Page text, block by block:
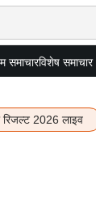
समाचारविशेष समाचार
रिजल्ट 2026 लाइव